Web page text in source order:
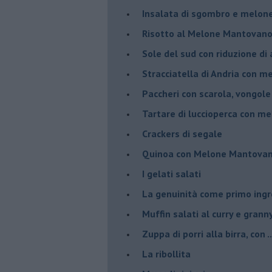
Insalata di sgombro e
Risotto al Melone
Sole del sud con riduzione di
Stracciatella di Andria con
Paccheri con scarola,
Tartare di luccioperca con
Crackers di segale
Quinoa con Melone
I gelati salati
La genuinità come primo
Muffin salati al curry e
Zuppa di porri alla birra, con
La ribollita